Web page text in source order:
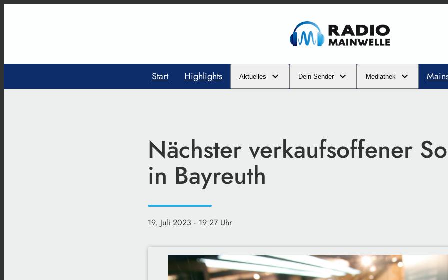
Start Highlights Aktuelles Dein Sender Mediathek
Nächster verkaufsoffener
in Bayreuth
19. Juli 2023 · 19:27 Uhr